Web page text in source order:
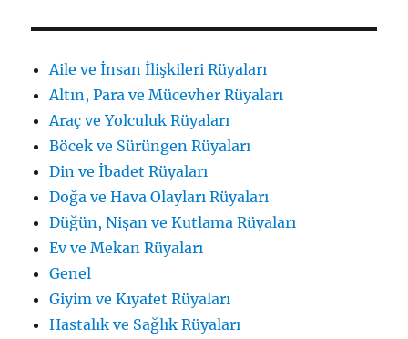
Aile ve İnsan İlişkileri Rüyaları
Altın, Para ve Mücevher Rüyaları
Araç ve Yolculuk Rüyaları
Böcek ve Sürüngen Rüyaları
Din ve İbadet Rüyaları
Doğa ve Hava Olayları Rüyaları
Düğün, Nişan ve Kutlama Rüyaları
Ev ve Mekan Rüyaları
Genel
Giyim ve Kıyafet Rüyaları
Hastalık ve Sağlık Rüyaları